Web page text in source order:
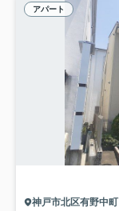
アパート
神戸市北区有野中町